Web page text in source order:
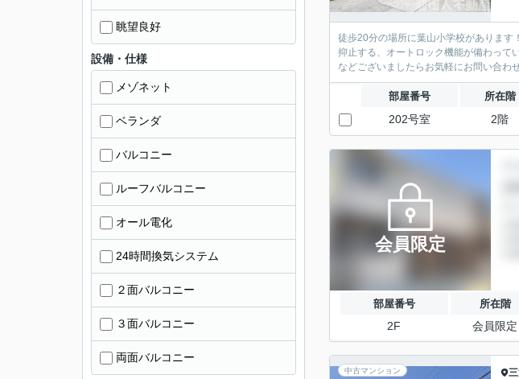
徒歩20分の場所に葉山小学校があります
抑止する、オートロック機能が備わって
などございましたらお気軽にお問い合わ
部屋番号 所在階
202号室 2階
会員限定
部屋番号 所在階
2F 会員限定
中古マンション
眺望良好
設備・仕様
メゾネット
ベランダ
バルコニー
ルーフバルコニー
オール電化
24時間換気システム
２面バルコニー
３面バルコニー
両面バルコニー